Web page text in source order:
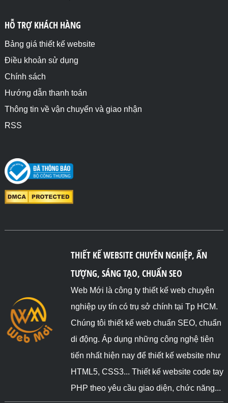
HỖ TRỢ KHÁCH HÀNG
Bảng giá thiết kế website
Điều khoản sử dụng
Chính sách
Hướng dẫn thanh toán
Thông tin về vận chuyển và giao nhận
RSS
THIẾT KẾ WEBSITE CHUYÊN NGHIỆP, ẤN
TƯỢNG, SÁNG TẠO, CHUẨN SEO
Web Mới là công ty thiết kế web chuyên
nghiệp uy tín có trụ sở chính tại Tp HCM.
Chúng tôi thiết kế web chuẩn SEO, chuẩn
di động. Áp dụng những công nghệ tiên
tiến nhất hiện nay để thiết kế website như
HTML5, CSS3... Thiết kế website code tay
PHP theo yêu cầu giao diện, chức năng...